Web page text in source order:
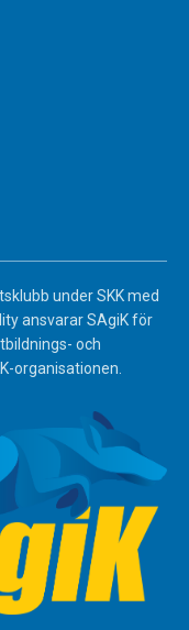
under SKK med
ansvarar SAgiK för
och
organisationen.